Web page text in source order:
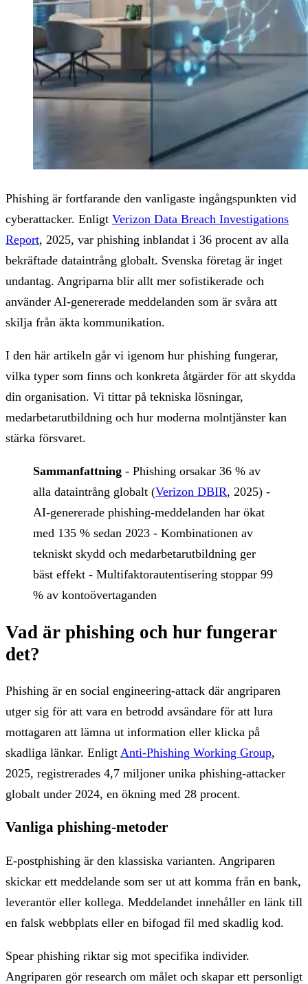
Phishing är fortfarande den vanligaste ingångspunkten vid
cyberattacker. Enligt Verizon Data Breach Investigations
Report, 2025, var phishing inblandat i 36 procent av alla
bekräftade dataintrång globalt. Svenska företag är inget
undantag. Angriparna blir allt mer sofistikerade och
använder AI-genererade meddelanden som är svåra att
skilja från äkta kommunikation.
I den här artikeln går vi igenom hur phishing fungerar,
vilka typer som finns och konkreta åtgärder för att skydda
din organisation. Vi tittar på tekniska lösningar,
medarbetarutbildning och hur moderna molntjänster kan
stärka försvaret.
Sammanfattning - Phishing orsakar 36 % av
alla dataintrång globalt (Verizon DBIR, 2025) -
AI-genererade phishing-meddelanden har ökat
med 135 % sedan 2023 - Kombinationen av
tekniskt skydd och medarbetarutbildning ger
bäst effekt - Multifaktorautentisering stoppar 99
% av kontoövertaganden
Vad är phishing och hur fungerar
det?
Phishing är en social engineering-attack där angriparen
utger sig för att vara en betrodd avsändare för att lura
mottagaren att lämna ut information eller klicka på
skadliga länkar. Enligt Anti-Phishing Working Group,
2025, registrerades 4,7 miljoner unika phishing-attacker
globalt under 2024, en ökning med 28 procent.
Vanliga phishing-metoder
E-postphishing är den klassiska varianten. Angriparen
skickar ett meddelande som ser ut att komma från en bank,
leverantör eller kollega. Meddelandet innehåller en länk till
en falsk webbplats eller en bifogad fil med skadlig kod.
Spear phishing riktar sig mot specifika individer.
Angriparen gör research om målet och skapar ett personligt